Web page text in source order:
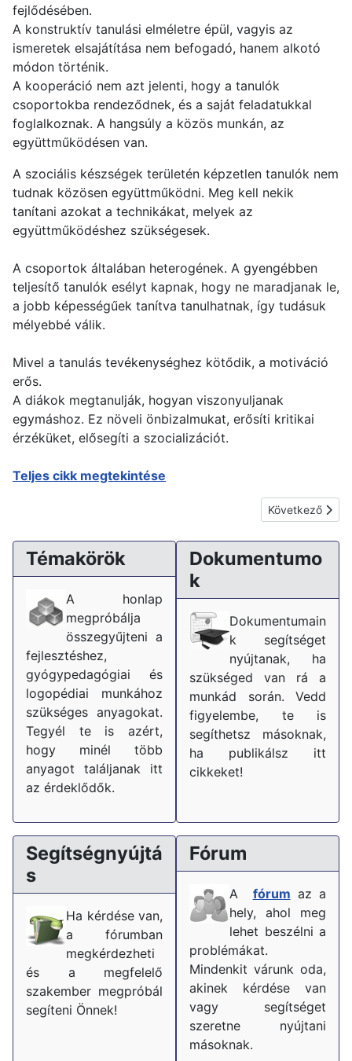
fejlődésében.
A konstruktív tanulási elméletre épül, vagyis az
ismeretek elsajátítása nem befogadó, hanem alkotó
módon történik.
A kooperáció nem azt jelenti, hogy a tanulók
csoportokba rendeződnek, és a saját feladatukkal
foglalkoznak. A hangsúly a közös munkán, az
együttműködésen van.
A szociális készségek területén képzetlen tanulók nem
tudnak közösen együttműködni. Meg kell nekik
tanítani azokat a technikákat, melyek az
együttműködéshez szükségesek.
A csoportok általában heterogének. A gyengébben
teljesítő tanulók esélyt kapnak, hogy ne maradjanak le,
a jobb képességűek tanítva tanulhatnak, így tudásuk
mélyebbé válik.
Mivel a tanulás tevékenységhez kötődik, a motiváció
erős.
A diákok megtanulják, hogyan viszonyuljanak
egymáshoz. Ez növeli önbizalmukat, erősíti kritikai
érzéküket, elősegíti a szocializációt.
Teljes cikk megtekintése
Következő
Következő
Témakörök
A honlap
megpróbálja
összegyűjteni a
fejlesztéshez,
gyógypedagógiai és
logopédiai munkához
szükséges anyagokat.
Tegyél te is azért,
hogy minél több
anyagot találjanak itt
az érdeklődők.
Dokumentumo
k
Dokumentumain
k segítséget
nyújtanak, ha
szükséged van rá a
munkád során. Vedd
figyelembe, te is
segíthetsz másoknak,
ha publikálsz itt
cikkeket!
Segítségnyújtá
s
Ha kérdése van,
a fórumban
megkérdezheti
és a megfelelő
szakember megpróbál
segíteni Önnek!
Fórum
A fórum az a
hely, ahol meg
lehet beszélni a
problémákat.
Mindenkit várunk oda,
akinek kérdése van
vagy segítséget
szeretne nyújtani
másoknak.